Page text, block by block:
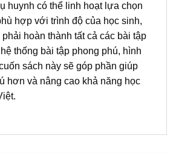
huynh có thể linh hoạt lựa chọn
hợp với trình độ của học sinh,
hoàn thành tất cả các bài tập
thống bài tập phong phú, hình
sách này sẽ góp phần giúp
hơn và nâng cao khả năng học